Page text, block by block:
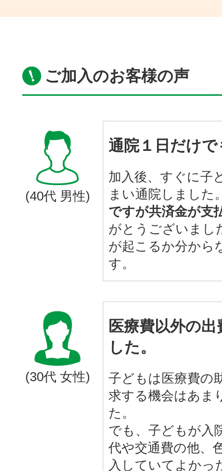
ご加入のお客様の声
(40代 男性)
通院１日だけ
加入後、すぐに子
まい通院しました
ですが共済金が支
がとうございまし
が起こるか分から
す。
(30代 女性)
医療費以外の
した。
子どもは医療費の
求する機会はあま
た。
でも、子どもが入
代や交通費の他、
入していてよかっ